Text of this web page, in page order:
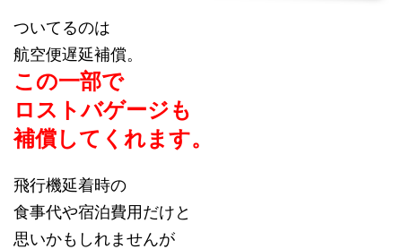
ついてるのは
航空便遅延補償。
この一部で
ロストバゲージも
補償してくれます。
飛行機延着時の
食事代や宿泊費用だけと
思いかもしれませんが